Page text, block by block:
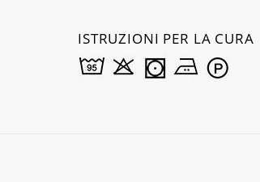
ISTRUZIONI PER LA CURA